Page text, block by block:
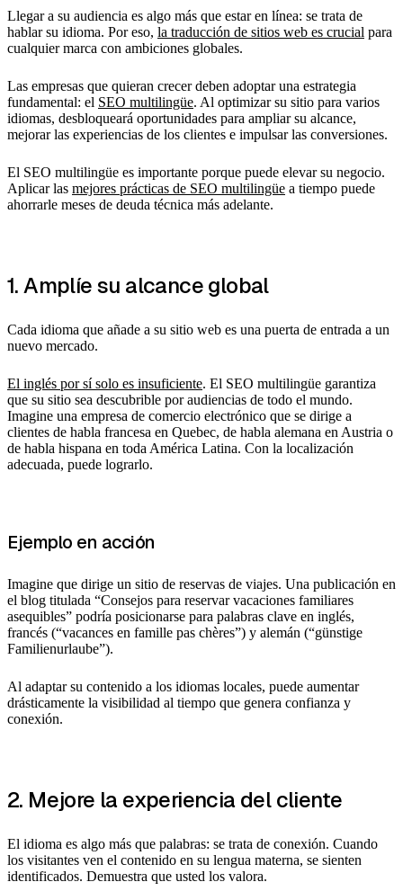
Llegar a su audiencia es algo más que estar en línea: se trata de
hablar su idioma. Por eso, la traducción de sitios web es crucial para
cualquier marca con ambiciones globales.
Las empresas que quieran crecer deben adoptar una estrategia
fundamental: el SEO multilingüe. Al optimizar su sitio para varios
idiomas, desbloqueará oportunidades para ampliar su alcance,
mejorar las experiencias de los clientes e impulsar las conversiones.
El SEO multilingüe es importante porque puede elevar su negocio.
Aplicar las mejores prácticas de SEO multilingüe a tiempo puede
ahorrarle meses de deuda técnica más adelante.
1. Amplíe su alcance global
Cada idioma que añade a su sitio web es una puerta de entrada a un
nuevo mercado.
El inglés por sí solo es insuficiente. El SEO multilingüe garantiza
que su sitio sea descubrible por audiencias de todo el mundo.
Imagine una empresa de comercio electrónico que se dirige a
clientes de habla francesa en Quebec, de habla alemana en Austria o
de habla hispana en toda América Latina. Con la localización
adecuada, puede lograrlo.
Ejemplo en acción
Imagine que dirige un sitio de reservas de viajes. Una publicación en
el blog titulada “Consejos para reservar vacaciones familiares
asequibles” podría posicionarse para palabras clave en inglés,
francés (“vacances en famille pas chères”) y alemán (“günstige
Familienurlaube”).
Al adaptar su contenido a los idiomas locales, puede aumentar
drásticamente la visibilidad al tiempo que genera confianza y
conexión.
2. Mejore la experiencia del cliente
El idioma es algo más que palabras: se trata de conexión. Cuando
los visitantes ven el contenido en su lengua materna, se sienten
identificados. Demuestra que usted los valora.